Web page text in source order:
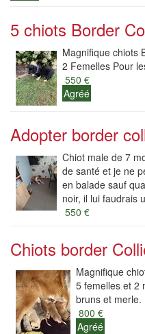
5 chiots Border
Magnifique chiots
2 Femelles Pour
550 €
Agréé
Adopter border
Chiot male de 7
de santé et je ne
en balade sauf
noir, il lui faudrais
550 €
Chiots border
Magnifique
5 femelles et 2
bruns et merle.
800 €
Agréé